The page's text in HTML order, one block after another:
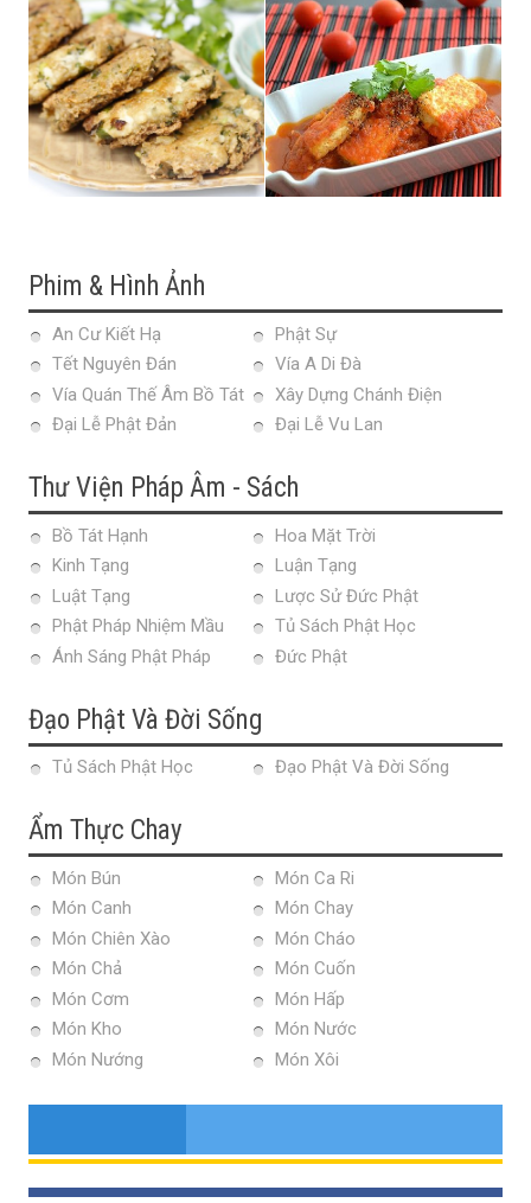
Phim & Hình Ảnh
An Cư Kiết Hạ
Phật Sự
Tết Nguyên Đán
Vía A Di Đà
Vía Quán Thế Âm Bồ Tát
Xây Dựng Chánh Điện
Đại Lễ Phật Đản
Đại Lễ Vu Lan
Thư Viện Pháp Âm - Sách
Bồ Tát Hạnh
Hoa Mặt Trời
Kinh Tạng
Luận Tạng
Luật Tạng
Lược Sử Đức Phật
Phật Pháp Nhiệm Mầu
Tủ Sách Phật Học
Ánh Sáng Phật Pháp
Đức Phật
Đạo Phật Và Đời Sống
Tủ Sách Phật Học Đạo Phật Và Đời Sống
Ẩm Thực Chay
Món Bún
Món Ca Ri
Món Canh
Món Chay
Món Chiên Xào
Món Cháo
Món Chả
Món Cuốn
Món Cơm
Món Hấp
Món Kho
Món Nước
Món Nướng
Món Xôi